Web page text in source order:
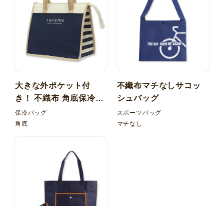
大きな外ポケット付
き！ 不織布 角底保冷バ
ッグ 内ポケット
保冷バッグ
角底
不織布マチなしサコッ
シュバッグ
スポーツバッグ
マチなし